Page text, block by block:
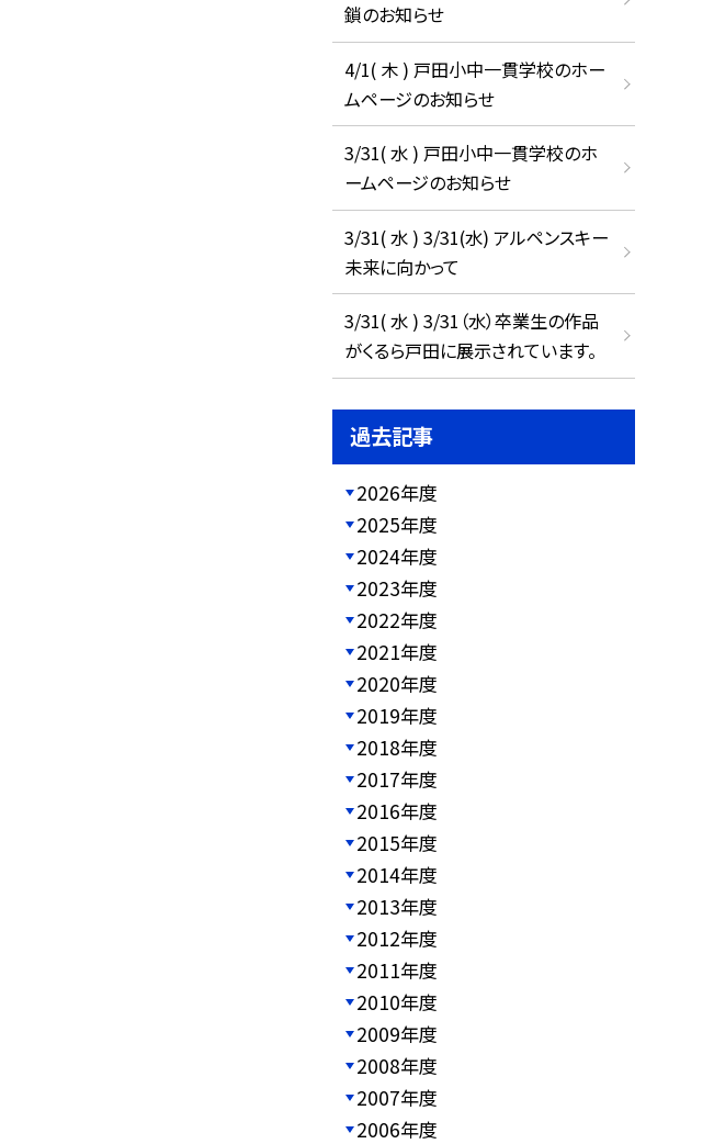
鎖のお知らせ
4/1( 木 ) 戸田小中一貫学校のホー
ムページのお知らせ
3/31( 水 ) 戸田小中一貫学校のホ
ームページのお知らせ
3/31( 水 ) 3/31(水) アルペンスキー
未来に向かって
3/31( 水 ) 3/31（水）卒業生の作品
がくるら戸田に展示されています。
過去記事
2026年度
2025年度
2024年度
2023年度
2022年度
2021年度
2020年度
2019年度
2018年度
2017年度
2016年度
2015年度
2014年度
2013年度
2012年度
2011年度
2010年度
2009年度
2008年度
2007年度
2006年度